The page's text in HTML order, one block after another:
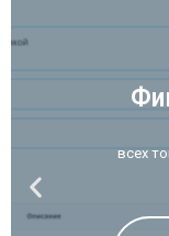
всех